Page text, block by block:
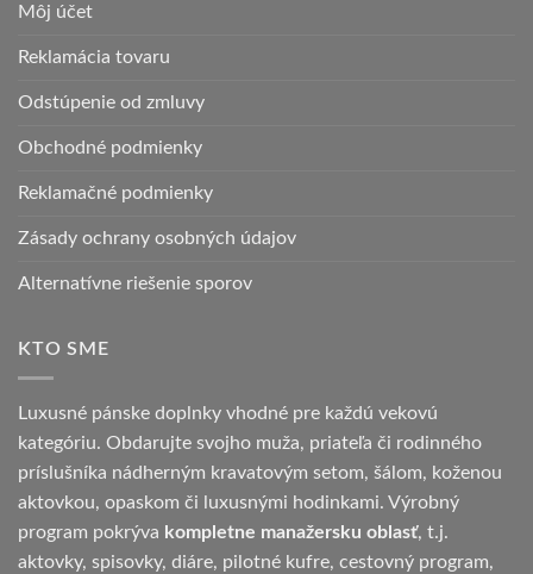
Môj účet
Reklamácia tovaru
Odstúpenie od zmluvy
Obchodné podmienky
Reklamačné podmienky
Zásady ochrany osobných údajov
Alternatívne riešenie sporov
KTO SME
Luxusné pánske doplnky vhodné pre každú vekovú
kategóriu. Obdarujte svojho muža, priateľa či rodinného
príslušníka nádherným kravatovým setom, šálom, koženou
aktovkou, opaskom či luxusnými hodinkami. Výrobný
program pokrýva kompletne manažersku oblasť, t.j.
aktovky, spisovky, diáre, pilotné kufre, cestovný program,